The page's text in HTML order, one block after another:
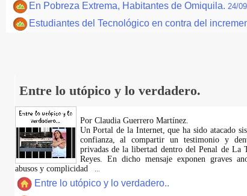
En Pobreza Extrema, Habitantes de Omiquila. 24/
Estudiantes del Tecnológico en contra del
Entre lo utópico y lo verdadero.
Por Claudia Guerrero Martínez.
​Un Portal de la Internet, que ha sido atacado
confianza, al compartir un testimonio y
privadas de la libertad dentro del Penal de
Reyes. En dicho mensaje exponen graves
abusos y complicidad
Entre lo utópico y lo verdadero..